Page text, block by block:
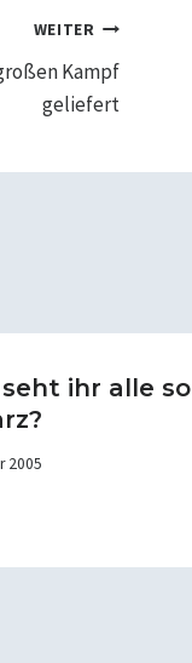
WEITER
Kampf
geliefert
ihr alle so
2005